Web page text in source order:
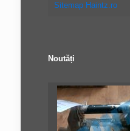
Sitemap Haintz.ro
Noutăți